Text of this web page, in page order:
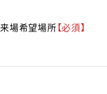
来場希望場所【必須】